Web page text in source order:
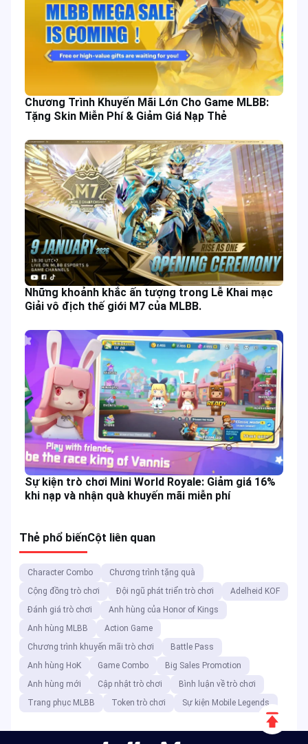
Chương Trình Khuyến Mãi Lớn Cho Game MLBB:
Tặng Skin Miễn Phí & Giảm Giá Nạp Thẻ
Những khoảnh khắc ấn tượng trong Lễ Khai mạc
Giải vô địch thế giới M7 của MLBB.
Sự kiện trò chơi Mini World Royale: Giảm giá 16%
khi nạp và nhận quà khuyến mãi miễn phí
Thẻ phổ biếnCột liên quan
Character Combo
Chương trình tặng quà
Cộng đồng trò chơi
Đội ngũ phát triển trò chơi
Adelheid KOF
Đánh giá trò chơi
Anh hùng của Honor of Kings
Anh hùng MLBB
Action Game
Chương trình khuyến mãi trò chơi
Battle Pass
Anh hùng HoK
Game Combo
Big Sales Promotion
Anh hùng mới
Cập nhật trò chơi
Bình luận về trò chơi
Trang phục MLBB
Token trò chơi Sự kiện Mobile Legends
Lên
đầu